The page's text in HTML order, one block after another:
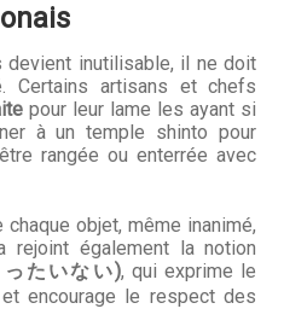
devient inutilisable, il ne doit
Certains artisans et chefs
pour leur lame les ayant si
à un temple shinto pour
rangée ou enterrée avec
objet, même inanimé,
rejoint également la notion
ったいない), qui exprime le
encourage le respect des